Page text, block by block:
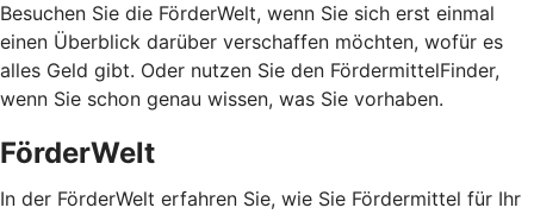
Besuchen Sie die FörderWelt, wenn Sie sich erst einmal
einen Überblick darüber verschaffen möchten, wofür es
alles Geld gibt. Oder nutzen Sie den FördermittelFinder,
wenn Sie schon genau wissen, was Sie vorhaben.
FörderWelt
In der FörderWelt erfahren Sie, wie Sie Fördermittel für Ihr